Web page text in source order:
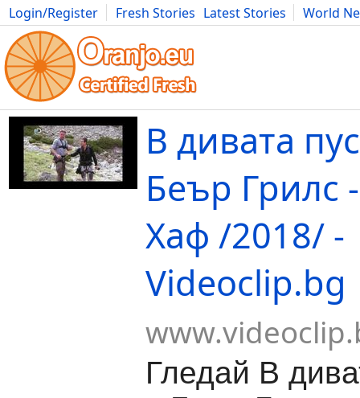
Login/Register Fresh Stories Latest Stories
World
Movies Anime Music Art Cars Advice Science
В дивата
Беър Грилс
Хаф /2018/ -
Videoclip.bg
Гледай В